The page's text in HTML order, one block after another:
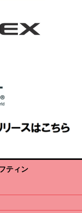
ティン